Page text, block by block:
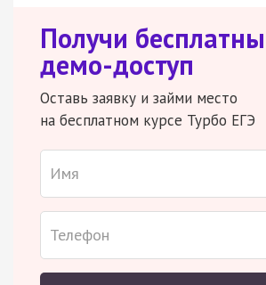
Получи
демо-доступ
Оставь заявку и займи место
на бесплатном курсе Турбо ЕГЭ